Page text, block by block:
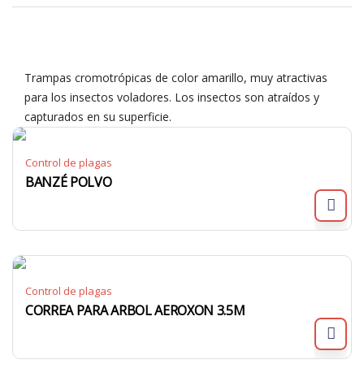
Trampas cromotrópicas de color amarillo, muy atractivas
para los insectos voladores. Los insectos son atraídos y
capturados en su superficie.
Control de plagas
BANZÉ POLVO
Control de plagas
CORREA PARA ARBOL AEROXON 3.5M